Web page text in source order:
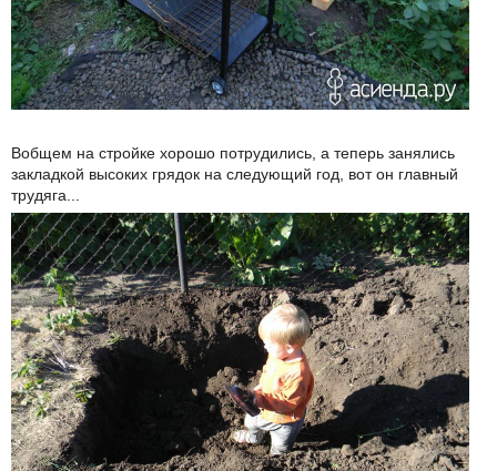
Вобщем на стройке хорошо потрудились, а теперь занялись
закладкой высоких грядок на следующий год, вот он главный
трудяга...